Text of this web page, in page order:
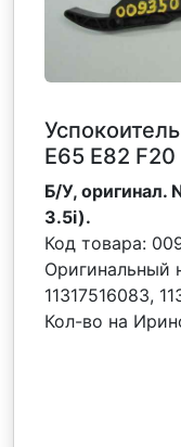
E65 E82
Б/У, оригинал.
3.5i).
Код товара:
Оригинальный
11317516083,
Кол-во на